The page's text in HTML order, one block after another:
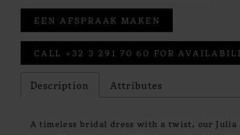
EEN AFSPRAAK MAKEN
CALL +32 3 291 70 60 FOR
Description Attributes
A timeless bridal dress with a twist, our Julia